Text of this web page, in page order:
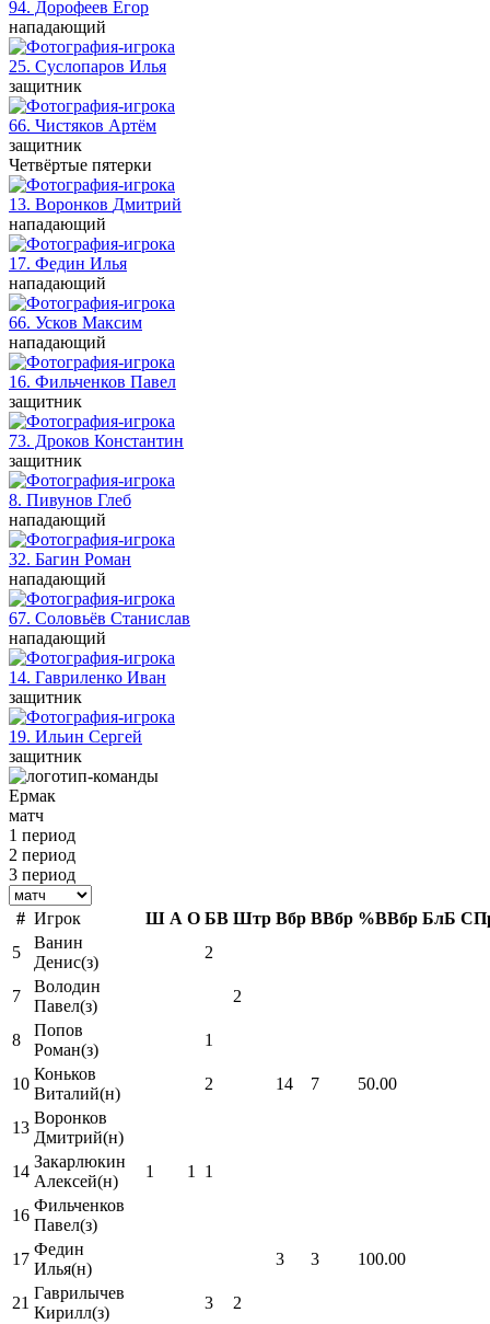
94. Дорофеев Егор
нападающий
25. Суслопаров Илья
защитник
66. Чистяков Артём
защитник
Четвёртые пятерки
13. Воронков Дмитрий
нападающий
17. Федин Илья
нападающий
66. Усков Максим
нападающий
16. Фильченков Павел
защитник
73. Дроков Константин
защитник
8. Пивунов Глеб
нападающий
32. Багин Роман
нападающий
67. Соловьёв Станислав
нападающий
14. Гавриленко Иван
защитник
19. Ильин Сергей
защитник
Ермак
матч
1 период
2 период
3 период
# Игрок Ш А О БВ Штр Вбр ВВбр %ВВбр БлБ
5
Ванин
Денис(з)
2
7
Володин
Павел(з)
2
8
Попов
Роман(з)
1
10
Коньков
Виталий(н)
2 14 7 50.00
13
Воронков
Дмитрий(н)
14
Закарлюкин
Алексей(н)
1 1 1
16
Фильченков
Павел(з)
17
Федин
Илья(н)
3 3 100.00
21
Гаврилычев
Кирилл(з)
3 2